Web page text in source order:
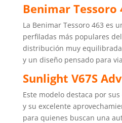
Benimar Tessoro
La Benimar Tessoro 463 es
perfiladas más populares
distribución muy
y un diseño pensado para
Sunlight V67S
Este modelo destaca por
y su excelente
para quienes buscan una